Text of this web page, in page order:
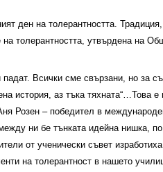
ден на толерантността.
толерантността, утвърдена на
Всички сме свързани, но за
история, аз тъка тяхната“…Това е
Розен – победител в
ни бе тънката идейна нишка,
от ученически съвет
на толерантност в нашето